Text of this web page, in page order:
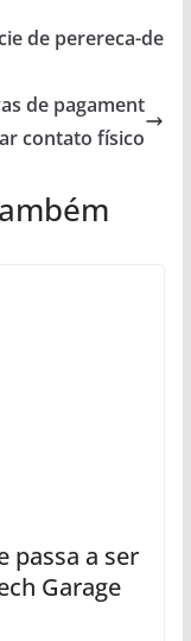
de perereca-de
de pagament
contato físico
passa a ser
Garage